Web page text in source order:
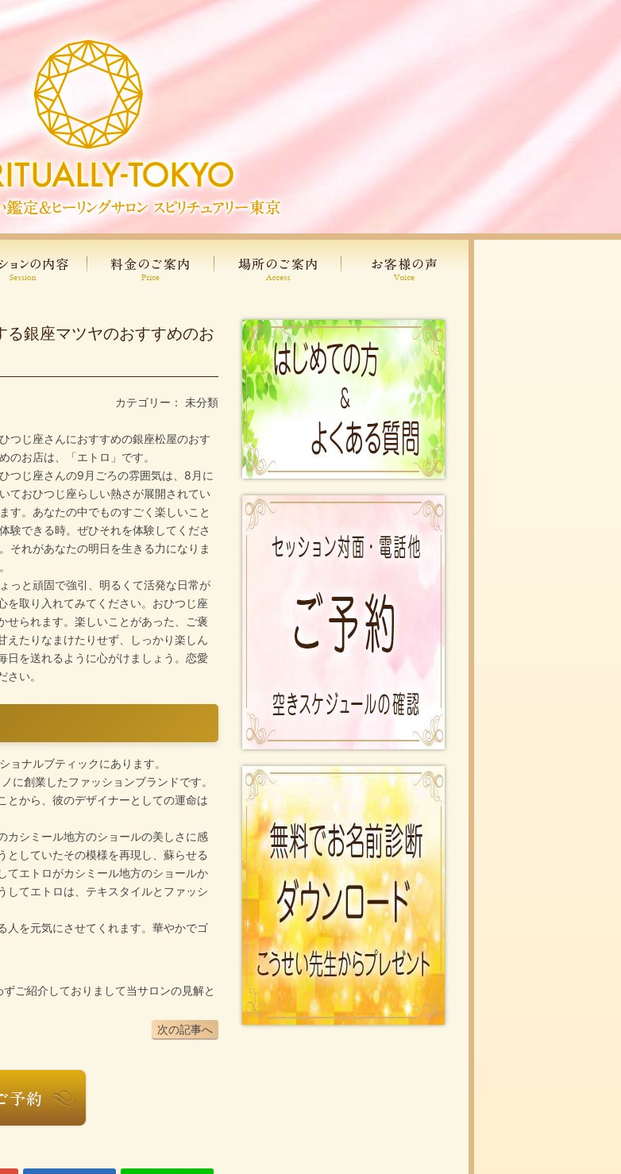
る銀座マツヤのおすすめのお
カテゴリー： 未分類
つじ座さんにおすすめの銀座松屋のおす
のお店は、「エトロ」です。
つじ座さんの9月ごろの雰囲気は、8月に
ておひつじ座らしい熱さが展開されてい
す。あなたの中でものすごく楽しいこと
験できる時。ぜひそれを体験してくださ
それがあなたの明日を生きる力になりま
っと頑固で強引、明るくて活発な日常が
を取り入れてみてください。おひつじ座
せられます。楽しいことがあった、ご褒
えたりなまけたりせず、しっかり楽しん
日を送れるように心がけましょう。恋愛
い。
ョナルブティックにあります。
に創業したファッションブランドです。
とから、彼のデザイナーとしての運命は
カシミール地方のショールの美しさに感
としていたその模様を再現し、蘇らせる
てエトロがカシミール地方のショールか
してエトロは、テキスタイルとファッシ
人を元気にさせてくれます。華やかでゴ
ご紹介しておりまして当サロンの見解と
次の記事へ